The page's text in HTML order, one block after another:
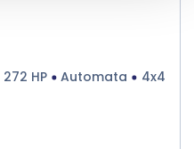
272 HP Automata 4x4